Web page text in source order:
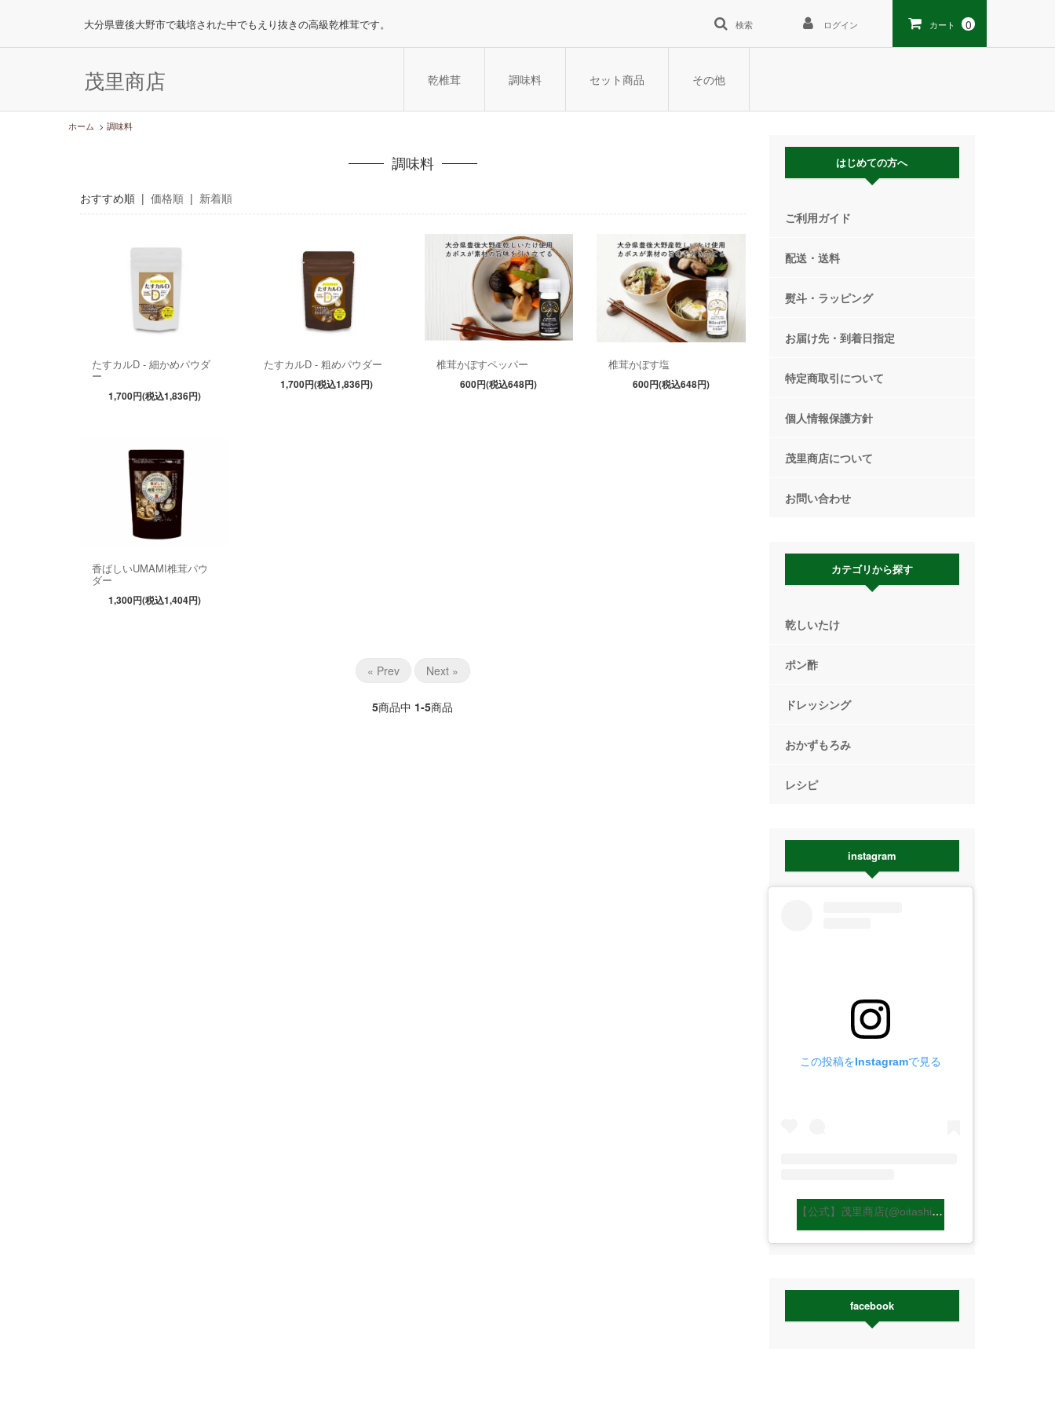
大分県豊後大野市で栽培された中でもえり抜きの高級乾椎茸です。 検索 ログイン カート 0
茂里商店 乾椎茸 調味料 セット商品 その他
ホーム > 調味料
調味料
おすすめ順 | 価格順 | 新着順
たすカルD - 細かめパウダ
ー
1,700円(税込1,836円)
たすカルD - 粗めパウダー
1,700円(税込1,836円)
椎茸かぼすペッパー
600円(税込648円)
椎茸かぼす塩
600円(税込648円)
香ばしいUMAMI椎茸パウ
ダー
1,300円(税込1,404円)
« Prev Next »
5商品中 1-5商品
はじめての方へ
ご利用ガイド
配送・送料
熨斗・ラッピング
お届け先・到着日指定
特定商取引について
個人情報保護方針
茂里商店について
お問い合わせ
カテゴリから探す
乾しいたけ
ポン酢
ドレッシング
おかずもろみ
レシピ
instagram
この投稿をInstagramで見る
【公式】茂里商店(@oitashiitakemori)がシェアした投稿
facebook